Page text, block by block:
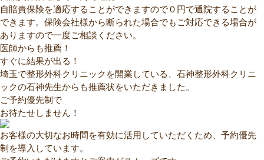
自賠責保険を適応することができますので０円で通院することが
できます。保険会社様から断られた場合でもご対応できる場合が
ありますので一度ご相談ください。
医師からも推薦！
すぐに結果が出る！
埼玉で整形外科クリニックを開業している、石神整形外科クリニ
ックの石神先生からも推薦状をいただきました。
ご予約優先制で
お待たせしません！
お客様の大切なお時間を有効に活用していただくため、予約優先
制を導入しています。